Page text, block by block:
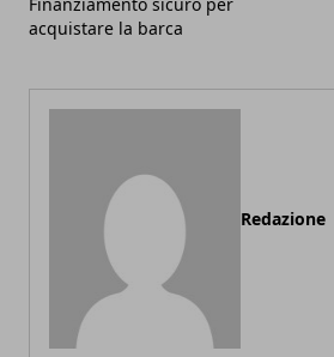
acquistare la barca
Redazione